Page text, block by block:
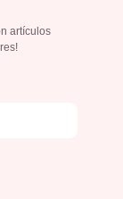
artículos